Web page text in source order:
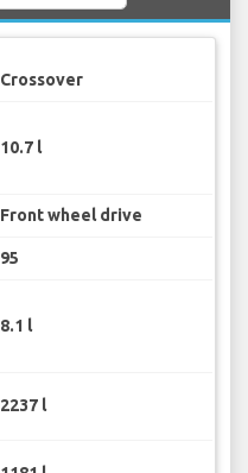
Crossover
10.7 l
Front wheel drive
95
8.1 l
2237 l